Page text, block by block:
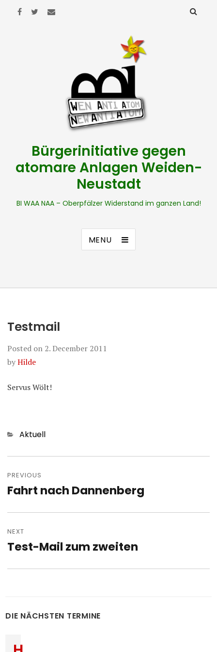
Bürgerinitiative gegen
atomare Anlagen Weiden-
Neustadt
BI WAA NAA – Oberpfälzer Widerstand im ganzen Land!
MENU
Testmail
Posted on 2. December 2011
byHilde
Servus Wölt!
Categories
Aktuell
navigation
PREVIOUS
Previous
Fahrt nach Dannenberg
NEXT
Next
Test-Mail zum zweiten
DIE NÄCHSTEN TERMINE